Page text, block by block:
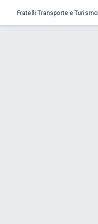
Fratelli Transporte e Turismo